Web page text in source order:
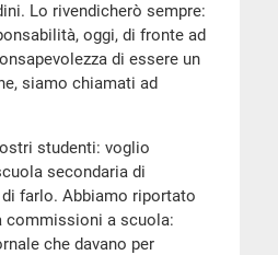
Lo rivendicherò sempre:
oggi, di fronte ad
di essere un
siamo chiamati ad
studenti: voglio
secondaria di
farlo. Abbiamo riportato
commissioni a scuola:
che davano per